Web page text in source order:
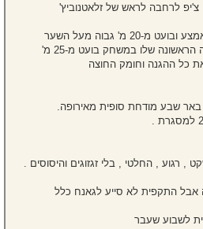
לרחבה לראש של זלאטנוביץ'
מ' גבוה מעל השער
- קאנגווה בפעולה הטובה הראשונה שלו במשחק בועט מ-25 מ'
כל ההגנה וחומק החוצה
רגוע , החלטי , בלי זגזוגים והיסוסים .
התקפית לא סייע לגאנח כלל
לשבוע שעבר